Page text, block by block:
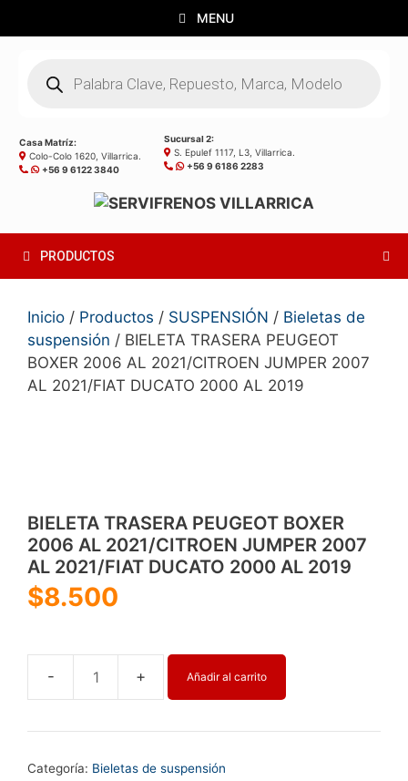
al
MENU
productos
Casa Matríz:
Colo-Colo 1620, Villarrica.
+56 9 6122 3840
Sucursal 2:
S. Epulef 1117, L3, Villarrica.
+56 9 6186 2283
PRODUCTOS
Inicio / Productos / SUSPENSIÓN / Bieletas de
suspensión / BIELETA TRASERA PEUGEOT
BOXER 2006 AL 2021/CITROEN JUMPER 2007
AL 2021/FIAT DUCATO 2000 AL 2019
BIELETA TRASERA PEUGEOT BOXER
2006 AL 2021/CITROEN JUMPER 2007
AL 2021/FIAT DUCATO 2000 AL 2019
$8.500
BIELETA
PEUGEOT
Añadir al carrito
Categoría: Bieletas de suspensión